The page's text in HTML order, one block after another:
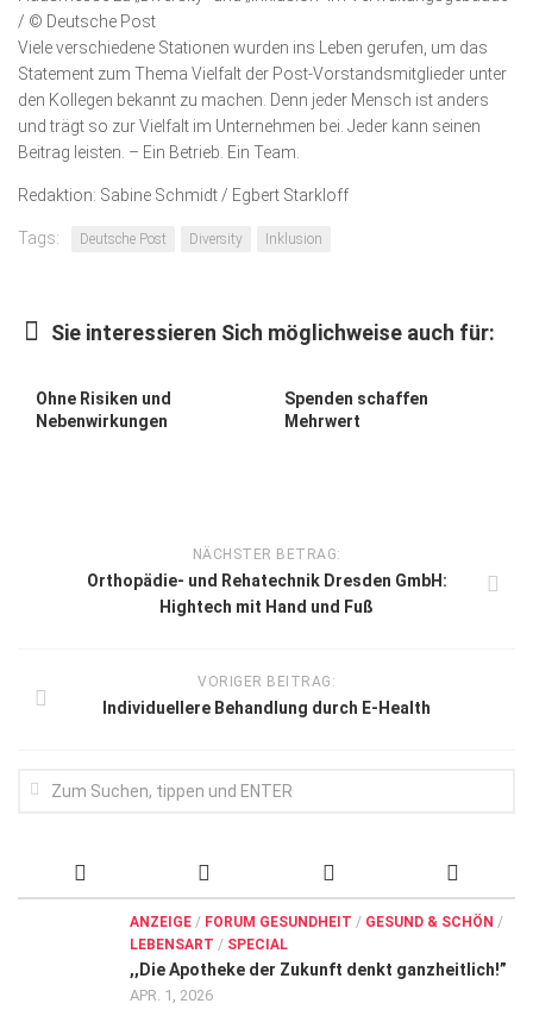
/ © Deutsche Post
Viele verschiedene Stationen wurden ins Leben gerufen, um das
Statement zum Thema Vielfalt der Post-Vorstandsmitglieder unter
den Kollegen bekannt zu machen. Denn jeder Mensch ist anders
und trägt so zur Vielfalt im Unternehmen bei. Jeder kann seinen
Beitrag leisten. – Ein Betrieb. Ein Team.
Redaktion: Sabine Schmidt / Egbert Starkloff
Tags: Deutsche Post Diversity Inklusion
Sie interessieren Sich möglichweise auch für:
Ohne Risiken und
Nebenwirkungen
Spenden schaffen
Mehrwert
NÄCHSTER BETRAG:
Orthopädie- und Rehatechnik Dresden GmbH:
Hightech mit Hand und Fuß
VORIGER BEITRAG:
Individuellere Behandlung durch E-Health
ANZEIGE / FORUM GESUNDHEIT / GESUND & SCHÖN /
LEBENSART / SPECIAL
,,Die Apotheke der Zukunft denkt ganzheitlich!”
APR. 1, 2026